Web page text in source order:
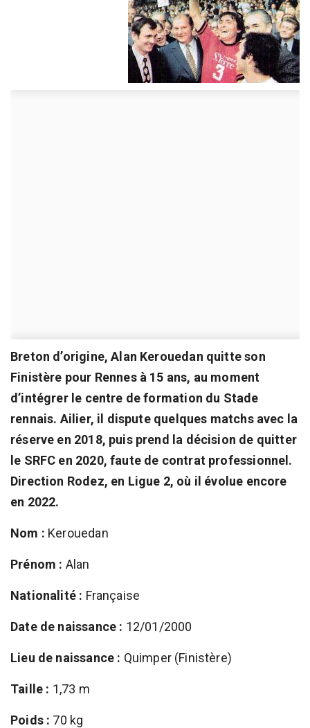
Breton d’origine, Alan Kerouedan quitte son
Finistère pour Rennes à 15 ans, au moment
d’intégrer le centre de formation du Stade
rennais. Ailier, il dispute quelques matchs avec la
réserve en 2018, puis prend la décision de quitter
le SRFC en 2020, faute de contrat professionnel.
Direction Rodez, en Ligue 2, où il évolue encore
en 2022.
Nom : Kerouedan
Prénom : Alan
Nationalité : Française
Date de naissance : 12/01/2000
Lieu de naissance : Quimper (Finistère)
Taille : 1,73 m
Poids : 70 kg